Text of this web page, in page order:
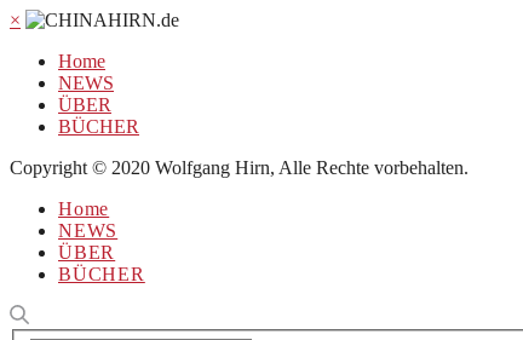
×
Home
NEWS
ÜBER
BÜCHER
Copyright © 2020 Wolfgang Hirn, Alle Rechte vorbehalten.
Home
NEWS
ÜBER
BÜCHER